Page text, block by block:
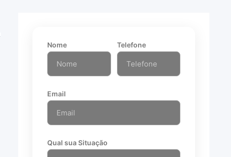
Nome Telefone
Email
Qual sua Situação